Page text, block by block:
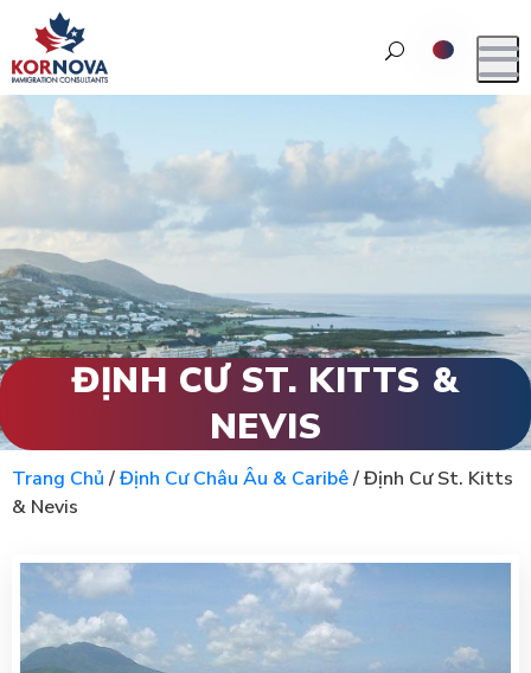
ĐỊNH CƯ ST. KITTS &
NEVIS
Trang Chủ/Định Cư Châu Âu & Caribê/Định Cư St. Kitts
& Nevis